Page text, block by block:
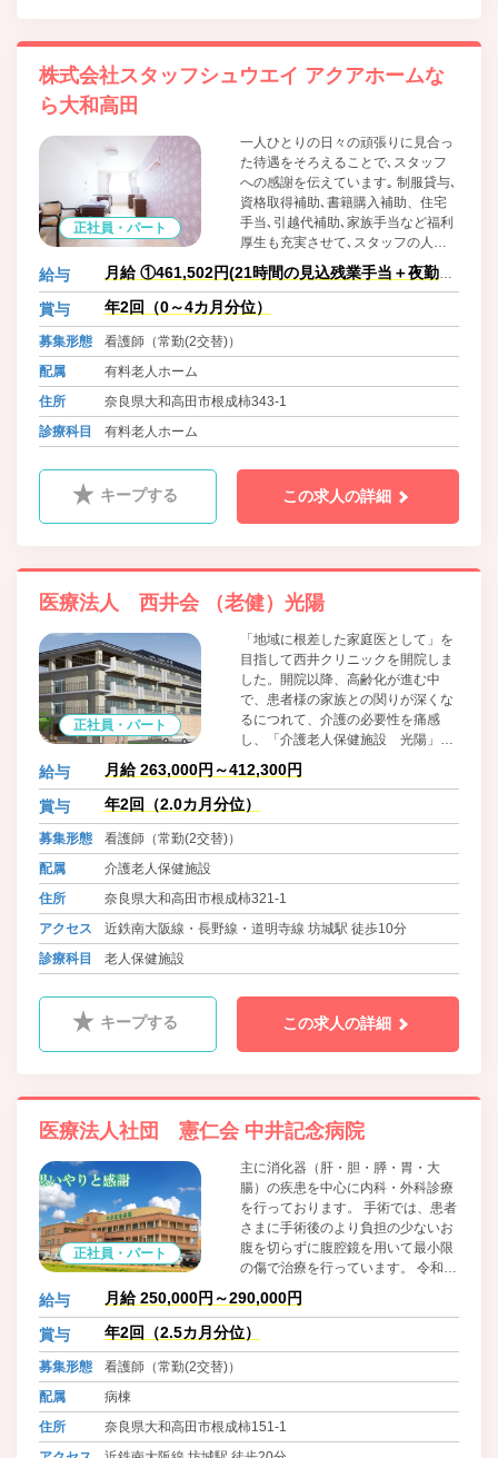
株式会社スタッフシュウエイ アクアホームな
ら大和高田
正社員・パート
一人ひとりの日々の頑張りに見合っ
た待遇をそろえることで､スタッフ
への感謝を伝えています｡ 制服貸与､
資格取得補助､書籍購入補助、住宅
手当､引越代補助､家族手当など福利
厚生も充実させて､スタッフの人生
に寄りそえる会社を目指していま
す｡
給与
月給 ①461,502円(21時間の見込残業手当＋夜勤手
当10回分＋諸手当含む)
賞与 年2回（0～4カ月分位）
募集形態
看護師（常勤(2交替)）
配属
有料老人ホーム
住所
奈良県大和高田市根成柿343-1
診療科目
有料老人ホーム
キープする この求人の詳細
医療法人 西井会 （老健）光陽
正社員・パート
「地域に根差した家庭医として」を
目指して西井クリニックを開院しま
した。開院以降、高齢化が進む中
で、患者様の家族との関りが深くな
るにつれて、介護の必要性を痛感
し、「介護老人保健施設 光陽」を
開設いたしました。提供されるサー
ビスの一つ一つは「利用者様の目標
のために」効果的なものでありたい
と考えています。今後も引き続き、
を提供するためには、職員それぞれ
の成長なくしてはならないものと考
え職員教育に真摯に取り組んでまい
ります。
給与 月給 263,000円～412,300円
賞与 年2回（2.0カ月分位）
募集形態
看護師（常勤(2交替)）
配属
介護老人保健施設
住所
奈良県大和高田市根成柿321-1
アクセス
近鉄南大阪線・長野線・道明寺線 坊城駅 徒歩10分
診療科目
老人保健施設
キープする この求人の詳細
医療法人社団 憲仁会 中井記念病院
正社員・パート
主に消化器（肝・胆・膵・胃・大
腸）の疾患を中心に内科・外科診療
を行っております。 手術では、患者
さまに手術後のより負担の少ないお
腹を切らずに腹腔鏡を用いて最小限
の傷で治療を行っています。 令和2
年3月から腹腔鏡も新たに更新し、
最新の医療機器で手術のできる環境
を整えています。
給与 月給 250,000円～290,000円
賞与 年2回（2.5カ月分位）
募集形態
看護師（常勤(2交替)）
配属
病棟
住所
奈良県大和高田市根成柿151-1